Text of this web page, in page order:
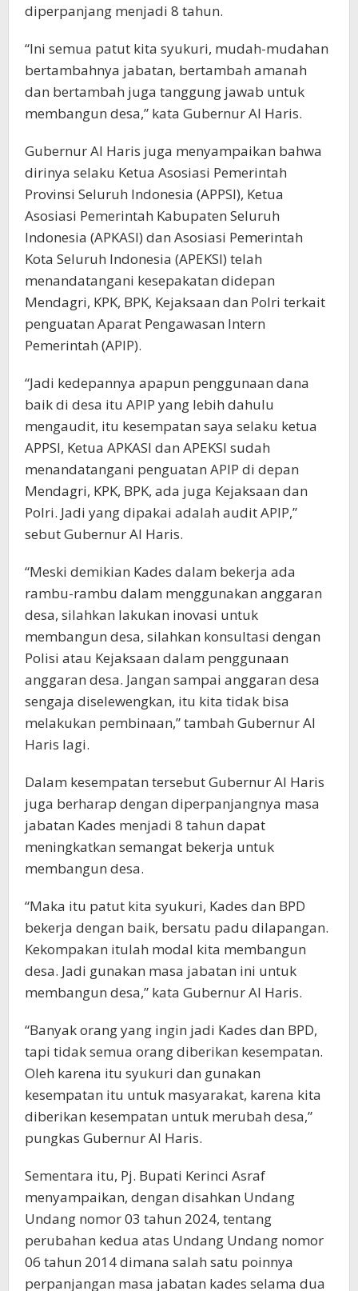
diperpanjang menjadi 8 tahun.
“Ini semua patut kita syukuri, mudah-mudahan
bertambahnya jabatan, bertambah amanah
dan bertambah juga tanggung jawab untuk
membangun desa,” kata Gubernur Al Haris.
Gubernur Al Haris juga menyampaikan bahwa
dirinya selaku Ketua Asosiasi Pemerintah
Provinsi Seluruh Indonesia (APPSI), Ketua
Asosiasi Pemerintah Kabupaten Seluruh
Indonesia (APKASI) dan Asosiasi Pemerintah
Kota Seluruh Indonesia (APEKSI) telah
menandatangani kesepakatan didepan
Mendagri, KPK, BPK, Kejaksaan dan Polri terkait
penguatan Aparat Pengawasan Intern
Pemerintah (APIP).
“Jadi kedepannya apapun penggunaan dana
baik di desa itu APIP yang lebih dahulu
mengaudit, itu kesempatan saya selaku ketua
APPSI, Ketua APKASI dan APEKSI sudah
menandatangani penguatan APIP di depan
Mendagri, KPK, BPK, ada juga Kejaksaan dan
Polri. Jadi yang dipakai adalah audit APIP,”
sebut Gubernur Al Haris.
“Meski demikian Kades dalam bekerja ada
rambu-rambu dalam menggunakan anggaran
desa, silahkan lakukan inovasi untuk
membangun desa, silahkan konsultasi dengan
Polisi atau Kejaksaan dalam penggunaan
anggaran desa. Jangan sampai anggaran desa
sengaja diselewengkan, itu kita tidak bisa
melakukan pembinaan,” tambah Gubernur Al
Haris lagi.
Dalam kesempatan tersebut Gubernur Al Haris
juga berharap dengan diperpanjangnya masa
jabatan Kades menjadi 8 tahun dapat
meningkatkan semangat bekerja untuk
membangun desa.
“Maka itu patut kita syukuri, Kades dan BPD
bekerja dengan baik, bersatu padu dilapangan.
Kekompakan itulah modal kita membangun
desa. Jadi gunakan masa jabatan ini untuk
membangun desa,” kata Gubernur Al Haris.
“Banyak orang yang ingin jadi Kades dan BPD,
tapi tidak semua orang diberikan kesempatan.
Oleh karena itu syukuri dan gunakan
kesempatan itu untuk masyarakat, karena kita
diberikan kesempatan untuk merubah desa,”
pungkas Gubernur Al Haris.
Sementara itu, Pj. Bupati Kerinci Asraf
menyampaikan, dengan disahkan Undang
Undang nomor 03 tahun 2024, tentang
perubahan kedua atas Undang Undang nomor
06 tahun 2014 dimana salah satu poinnya
perpanjangan masa jabatan kades selama dua